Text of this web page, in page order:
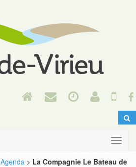
Agenda > La Compagnie Le Bateau de